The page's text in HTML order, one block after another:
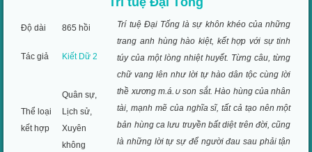
Độ dài 865 hồi
Trí tuệ Đại Tống là sự khôn khéo của những
trang anh hùng hào kiệt, kết hợp với sự tinh
túy của một lòng nhiệt huyết. Từng câu, từng
chữ vang lên như lời tự hào dân tộc cùng lời
thề xương m.á.∪ son sắt. Hào hùng của nhân
tài, mạnh mẽ của nghĩa sĩ, tất cả tạo nên một
bản hùng ca lưu truyền bất diệt trên đời, cũng
là những lời tự sự để người đau sau phải tận
Tác giả Kiết Dữ 2
Thể loại
kết hợp
Quân sự,
Lịch sử,
Xuyên
không